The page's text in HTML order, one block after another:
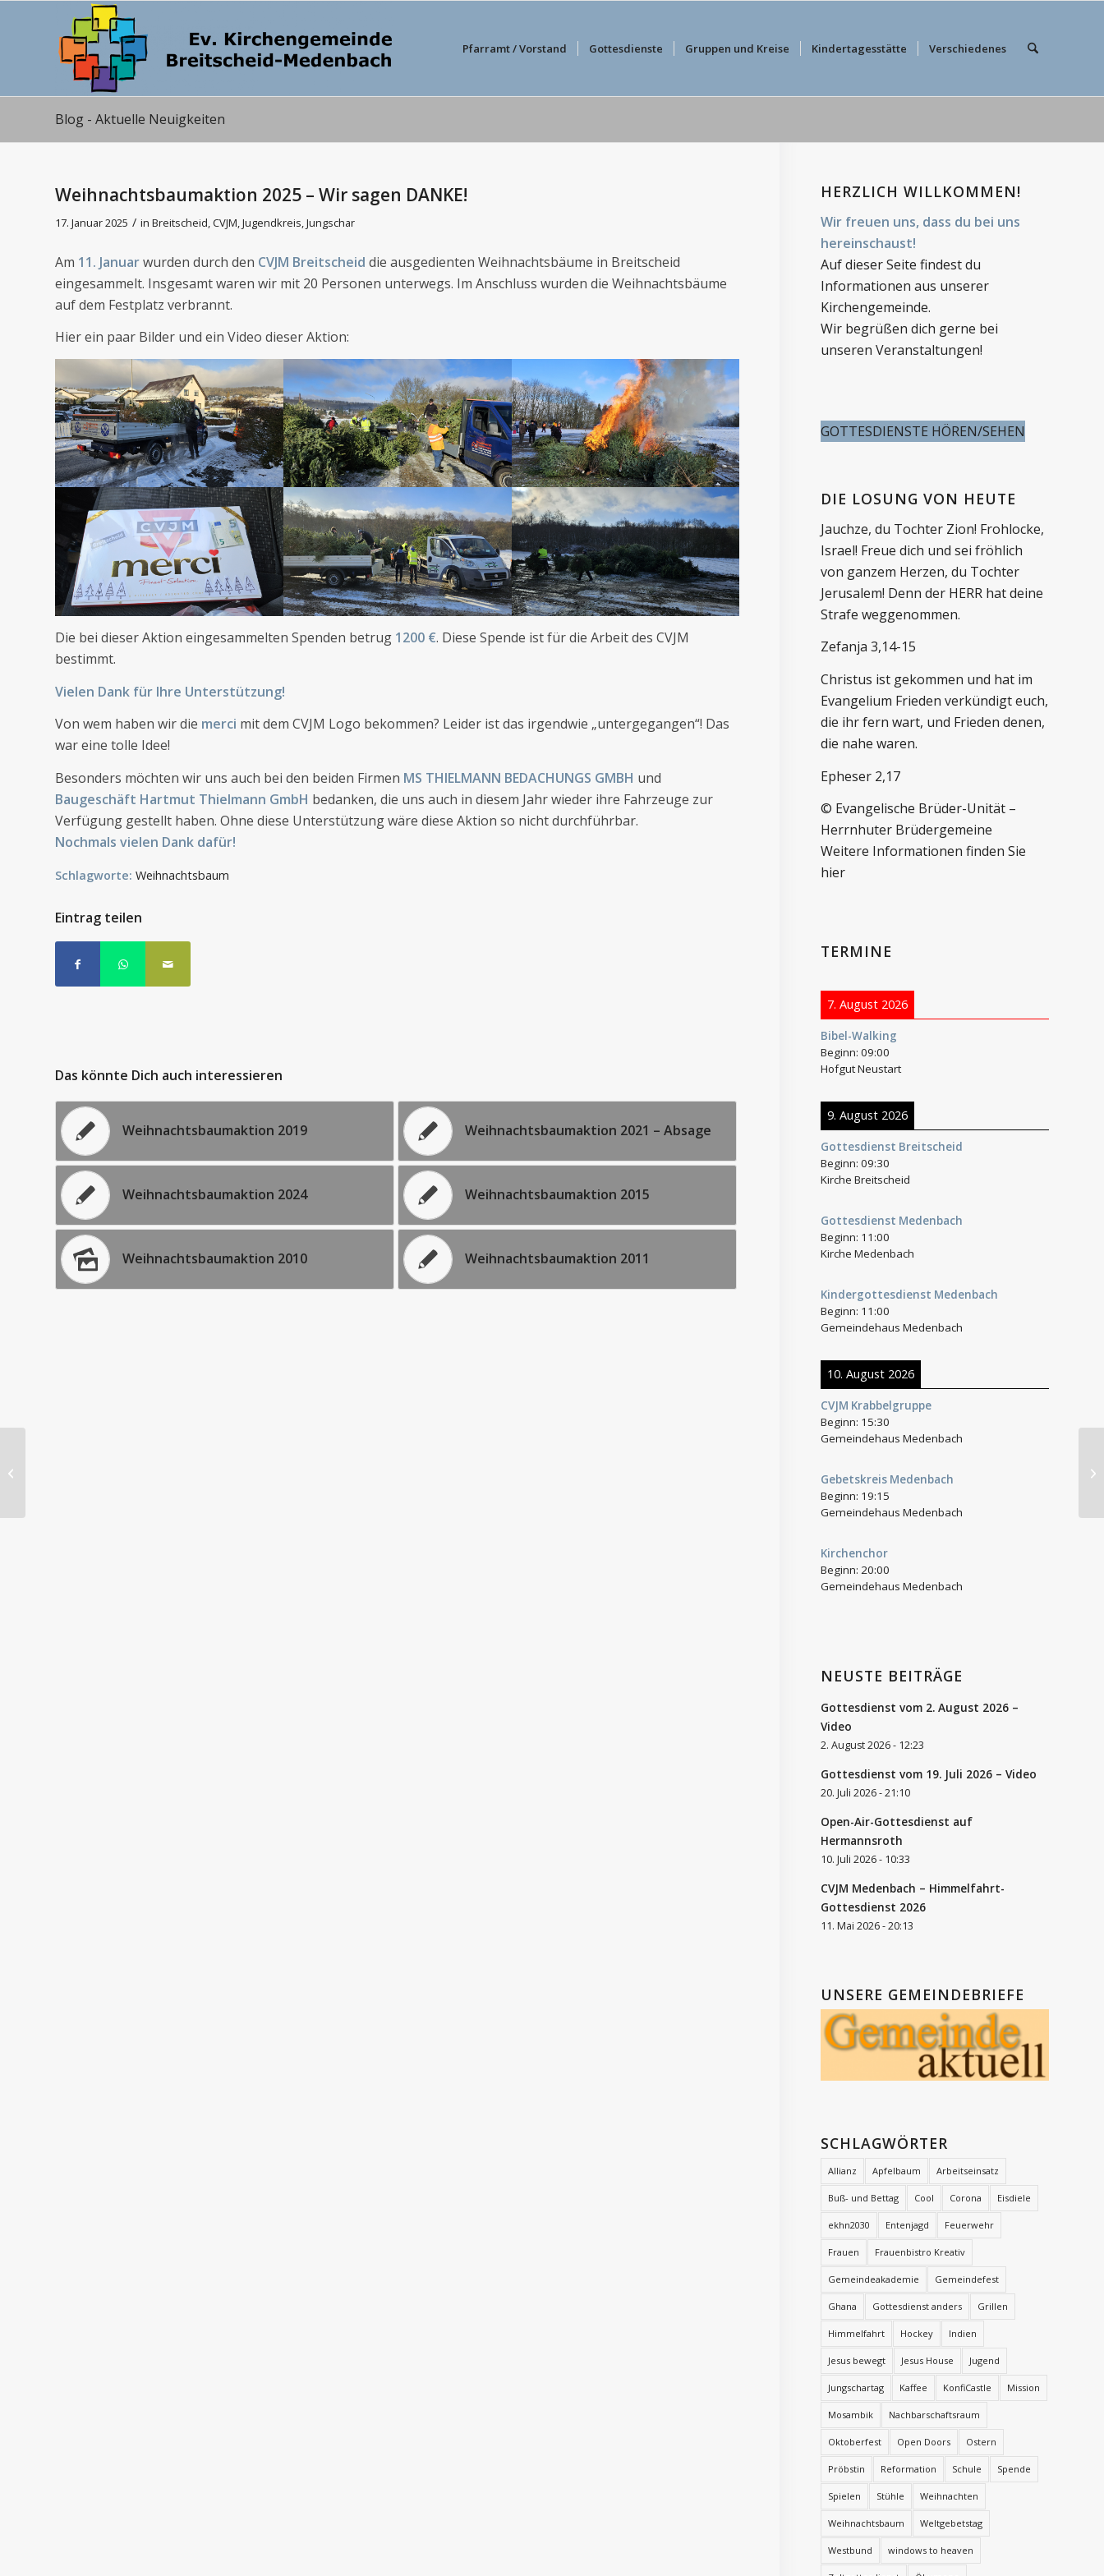
Pfarramt / Vorstand Gottesdienste Gruppen und Kreise Kindertagesstätte Verschiedenes
Blog - Aktuelle Neuigkeiten
Weihnachtsbaumaktion 2025 – Wir sagen DANKE!
17. Januar 2025 / in Breitscheid,CVJM,Jugendkreis,Jungschar
Am 11. Januarwurden durch den CVJM Breitscheid die ausgedienten Weihnachtsbäume in Breitscheid
eingesammelt. Insgesamt waren wir mit 20 Personen unterwegs. Im Anschluss wurden die Weihnachtsbäume
auf dem Festplatz verbrannt.
Hier ein paar Bilder und ein Video dieser Aktion:
Die bei dieser Aktion eingesammelten Spenden betrug 1200 €. Diese Spende ist für die Arbeit des CVJM
bestimmt.
Vielen Dank für Ihre Unterstützung!
Von wem haben wir die merci mit dem CVJM Logo bekommen? Leider ist das irgendwie „untergegangen“! Das
war eine tolle Idee!
Besonders möchten wir uns auch bei den beiden Firmen MS THIELMANN BEDACHUNGS GMBH und
Baugeschäft Hartmut Thielmann GmbH bedanken, die uns auch in diesem Jahr wieder ihre Fahrzeuge zur
Verfügung gestellt haben. Ohne diese Unterstützung wäre diese Aktion so nicht durchführbar.
Nochmals vielen Dank dafür!
Schlagworte: Weihnachtsbaum
Eintrag teilen
Das könnte Dich auch interessieren
Weihnachtsbaumaktion 2019 Weihnachtsbaumaktion 2021 – Absage
Weihnachtsbaumaktion 2024 Weihnachtsbaumaktion 2015
Weihnachtsbaumaktion 2010 Weihnachtsbaumaktion 2011
HERZLICH WILLKOMMEN!
Wir freuen uns, dass du bei uns
hereinschaust!
Auf dieser Seite findest du
Informationen aus unserer
Kirchengemeinde.
Wir begrüßen dich gerne bei
unseren Veranstaltungen!
GOTTESDIENSTE HÖREN/SEHEN
DIE LOSUNG VON HEUTE
Jauchze, du Tochter Zion! Frohlocke,
Israel! Freue dich und sei fröhlich
von ganzem Herzen, du Tochter
Jerusalem! Denn der HERR hat deine
Strafe weggenommen.
Zefanja 3,14-15
Christus ist gekommen und hat im
Evangelium Frieden verkündigt euch,
die ihr fern wart, und Frieden denen,
die nahe waren.
Epheser 2,17
© Evangelische Brüder-Unität –
Herrnhuter Brüdergemeine
Weitere Informationen finden Sie
hier
TERMINE
7. August 2026
Bibel-Walking
Beginn:09:00
Hofgut Neustart
9. August 2026
Gottesdienst Breitscheid
Beginn:09:30
Kirche Breitscheid
Gottesdienst Medenbach
Beginn: 11:00
Kirche Medenbach
Kindergottesdienst Medenbach
Beginn: 11:00
Gemeindehaus Medenbach
10. August 2026
CVJM Krabbelgruppe
Beginn: 15:30
Gemeindehaus Medenbach
Gebetskreis Medenbach
Beginn: 19:15
Gemeindehaus Medenbach
Kirchenchor
Beginn:20:00
Gemeindehaus Medenbach
NEUSTE BEITRÄGE
Gottesdienst vom 2. August 2026 –
Video
2. August 2026 - 12:23
Gottesdienst vom 19. Juli 2026 – Video
20. Juli 2026 - 21:10
Open-Air-Gottesdienst auf
Hermannsroth
10. Juli 2026 - 10:33
CVJM Medenbach – Himmelfahrt-
Gottesdienst 2026
11. Mai 2026 - 20:13
UNSERE GEMEINDEBRIEFE
SCHLAGWÖRTER
Allianz Apfelbaum Arbeitseinsatz
Buß- und Bettag Cool Corona Eisdiele
ekhn2030 Entenjagd Feuerwehr
Frauen Frauenbistro Kreativ
Gemeindeakademie Gemeindefest
Ghana Gottesdienst anders Grillen
Himmelfahrt Hockey Indien
Jesus bewegt Jesus House Jugend
Jungschartag Kaffee KonfiCastle Mission
Mosambik Nachbarschaftsraum
Oktoberfest Open Doors Ostern
Pröbstin Reformation Schule Spende
Spielen Stühle Weihnachten
Weihnachtsbaum Weltgebetstag
Westbund windows to heaven